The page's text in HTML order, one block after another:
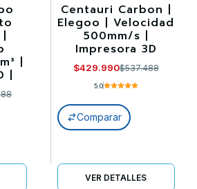
|
|
-20%
Agotado
Centauri Carbon |
Elegoo | Velocidad
500mm/s |
Impresora 3D
$429.990$537.488
5.0
Comparar
VER DETALLES